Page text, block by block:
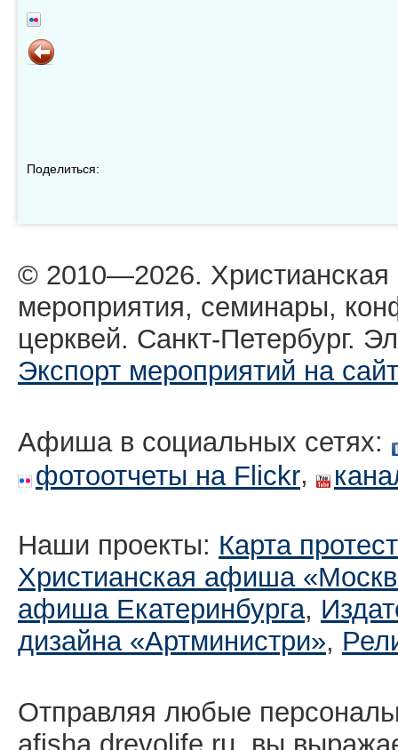
Поделиться:
© 2010—2026.
мероприятия, семинары,
церквей. Санкт-Петербург.
Экспорт мероприятий на сайт
Афиша в социальных сетях:
фотоотчеты на Flickr,
Наши проекты: Карта
Христианская афиша
афиша Екатеринбургa,
дизайна «Артминистри»,
Отправляя любые